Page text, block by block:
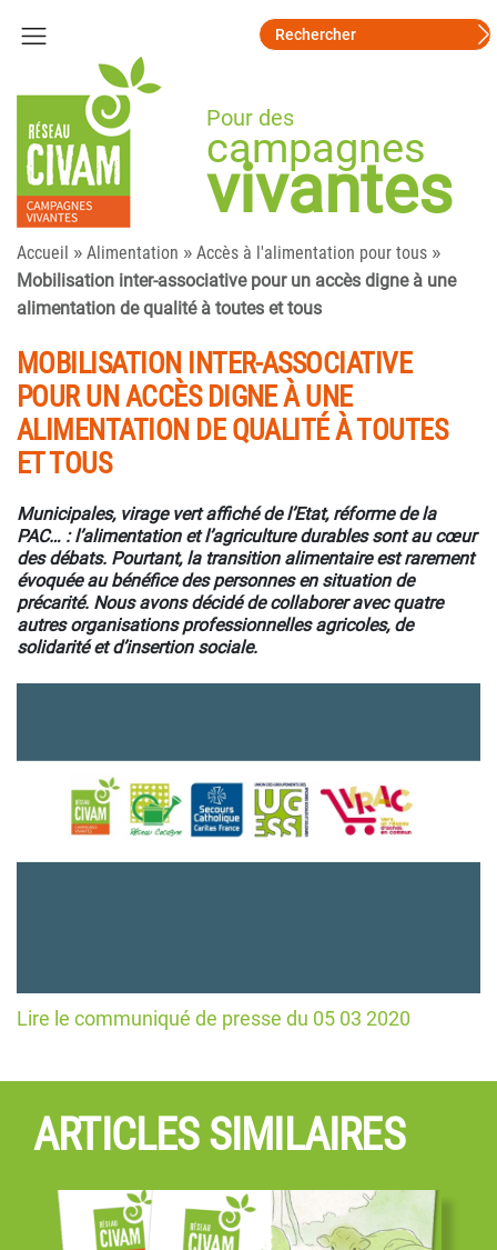
Pour des
campagnes
vivantes
Accueil » Alimentation » Accès à l'alimentation pour tous »
Mobilisation inter-associative pour un accès digne à une
alimentation de qualité à toutes et tous
MOBILISATION INTER-ASSOCIATIVE
POUR UN ACCÈS DIGNE À UNE
ALIMENTATION DE QUALITÉ À TOUTES
ET TOUS
Municipales, virage vert affiché de l’Etat, réforme de la
PAC… : l’alimentation et l’agriculture durables sont au cœur
des débats. Pourtant, la transition alimentaire est rarement
évoquée au bénéfice des personnes en situation de
précarité. Nous avons décidé de collaborer avec quatre
autres organisations professionnelles agricoles, de
solidarité et d’insertion sociale.
Lire le communiqué de presse du 05 03 2020
ARTICLES SIMILAIRES